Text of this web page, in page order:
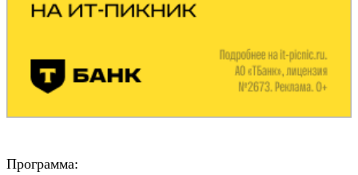
Программа: